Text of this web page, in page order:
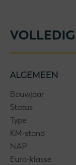
ALGEMEEN
Bouwjaar
Status
Type
KM-stand
NAP
Euro-klasse